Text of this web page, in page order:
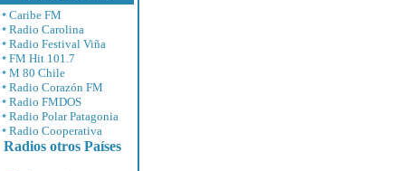
* Caribe FM
* Radio Carolina
* Radio Festival Viña
* FM Hit 101.7
* M 80 Chile
* Radio Corazón FM
* Radio FMDOS
* Radio Polar Patagonia
* Radio Cooperativa
Radios otros Países